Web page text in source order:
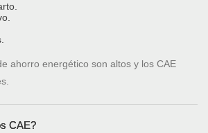
ahorro energético son altos y los CAE
CAE?